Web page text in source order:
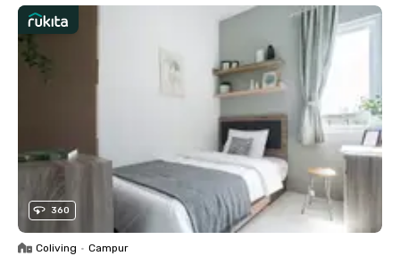
360
Coliving • Campur